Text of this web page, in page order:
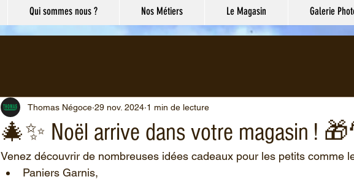
🎄✨ Noël arrive dans votre magasin !
Thomas Négoce 29 nov. 2024 1 min de lecture
Venez découvrir de nombreuses idées cadeaux pour les petits comme
Paniers Garnis,
Qui sommes nous ? Nos Métiers Le Magasin Galerie